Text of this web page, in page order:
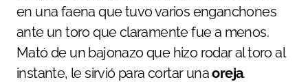
en una faena que tuvo varios enganchones
ante un toro que claramente fue a menos.
Mató de un bajonazo que hizo rodar al toro al
instante, le sirvió para cortar unaoreja.